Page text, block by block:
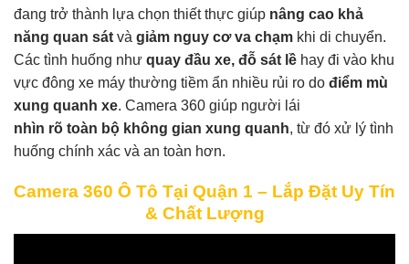
đang trở thành lựa chọn thiết thực giúp nâng cao khả
năng quan sát và giảm nguy cơ va chạm khi di chuyển.
Các tình huống như quay đầu xe, đỗ sát lề hay đi vào khu
vực đông xe máy thường tiềm ẩn nhiều rủi ro do điểm mù
xung quanh xe. Camera 360 giúp người lái
nhìn rõ toàn bộ không gian xung quanh, từ đó xử lý tình
huống chính xác và an toàn hơn.
Camera 360 Ô Tô Tại Quận 1 – Lắp Đặt Uy Tín
& Chất Lượng